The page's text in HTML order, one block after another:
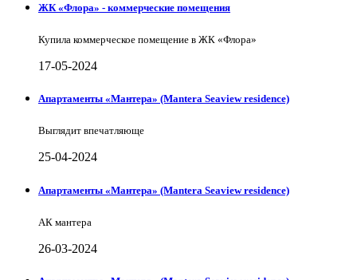
ЖК «Флора» - коммерческие помещения
Купила коммерческое помещение в ЖК «Флора»
17-05-2024
Апартаменты «Мантера» (Mantera Seaview rеsidence)
Выглядит впечатляюще
25-04-2024
Апартаменты «Мантера» (Mantera Seaview rеsidence)
АК мантера
26-03-2024